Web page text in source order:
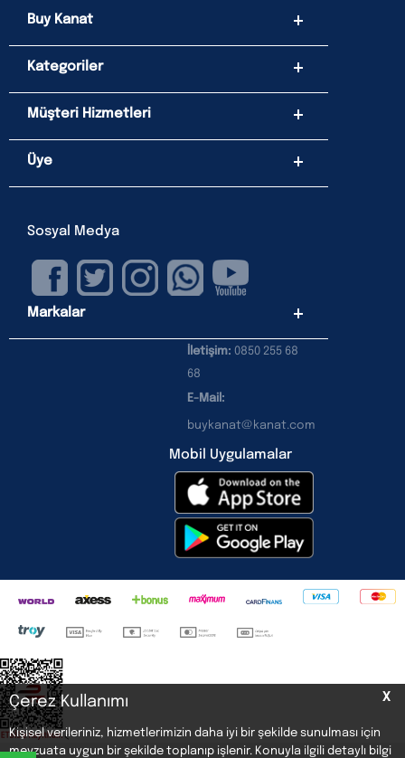
X
Çerez Kullanımı
Kişisel verileriniz, hizmetlerimizin daha iyi bir şekilde sunulması için
mevzuata uygun bir şekilde toplanıp işlenir. Konuyla ilgili detaylı bilgi
Buy Kanat
Kategoriler
Müşteri Hizmetleri
Üye
Sosyal Medya
Markalar
İletişim: 0850 255 68
68
E-Mail:
buykanat@kanat.com
Mobil Uygulamalar
<